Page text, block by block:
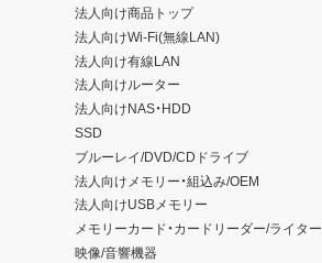
法人向け商品トップ
法人向けWi-Fi(無線LAN)
法人向け有線LAN
法人向けルーター
法人向けNAS・HDD
SSD
ブルーレイ/DVD/CDドライブ
法人向けメモリー・組込み/OEM
法人向けUSBメモリー
メモリーカード・カードリーダー/ライター
映像/音響機器